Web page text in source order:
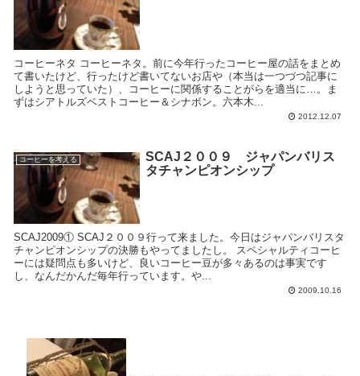
コーヒーネタ コーヒーネタ。前に今年行ったコーヒー屋の話をまとめ
て書いたけど、行ったけど書いてないお店や（本当は一つづつ記事に
しようと思っていた）、コーヒーに関係することがらを適当に…。ま
ずはシアトルズベストコーヒー＆シナボン。六本木...
2012.12.07
コーヒーを考える
SCAJ２００９ ジャパンバリス
タチャンピオンシップ
SCAJ2009① SCAJ２００９行って来ました。今日はジャパンバリスタ
チャンピオンシップの決勝もやってましたし。 スペシャルティコーヒ
ーには疑問点も多いけど、良いコーヒー豆が多々あるのは事実です
し、なんだかんだ毎年行っています。や...
2009.10.16